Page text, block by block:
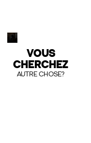
VOUS
CHERCHEZ
AUTRE CHOSE?